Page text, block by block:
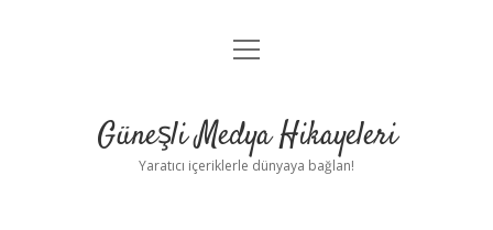
Anasayfa
Yasal Uyarı
menüyü
Güneşli Medya Hikayeleri
Yaratıcı içeriklerle dünyaya bağlan!